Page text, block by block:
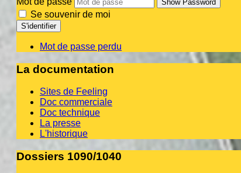
Show Password
Se souvenir de moi
S'identifier
Mot de passe perdu
La documentation
Sites de Feeling
Doc commerciale
Doc technique
La presse
L'historique
Dossiers 1090/1040